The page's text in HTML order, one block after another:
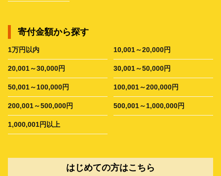
寄付金額から探す
1万円以内 10,001～20,000円
20,001～30,000円 30,001～50,000円
50,001～100,000円 100,001～200,000円
200,001～500,000円 500,001～1,000,000円
1,000,001円以上
はじめての方はこちら